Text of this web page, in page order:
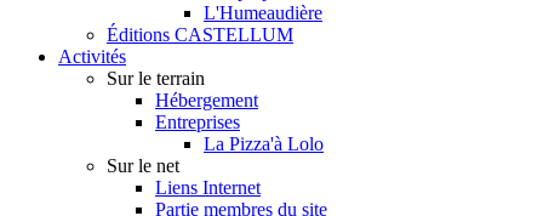
L'Humeaudière
Éditions CASTELLUM
Activités
Sur le terrain
Hébergement
Entreprises
La Pizza'à Lolo
Sur le net
Liens Internet
Partie membres du site